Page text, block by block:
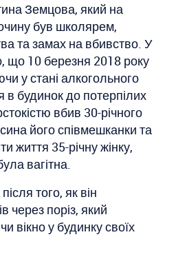
Земцова, який на
був школярем,
та замах на вбивство. У
що 10 березня 2018 року
у стані алкогольного
в будинок до потерпілих
вбив 30-річного
його співмешканки та
життя 35-річну жінку,
вагітна.
того, як він
через поріз, який
вікно у будинку своїх